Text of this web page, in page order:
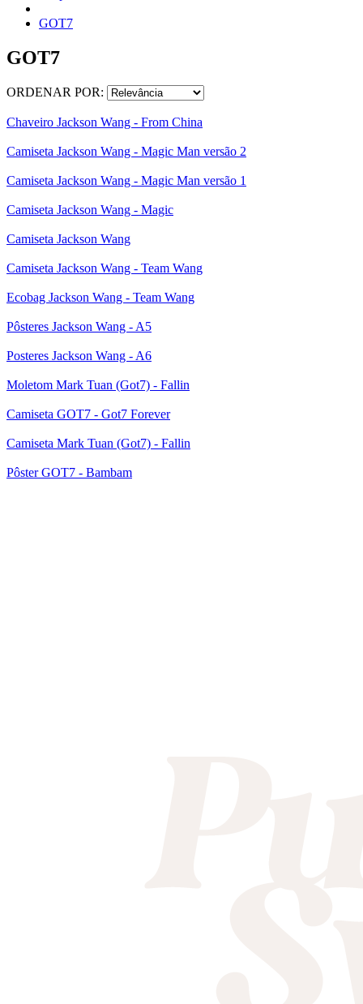
GOT7
GOT7
ORDENAR POR:
Chaveiro Jackson Wang - From China
Camiseta Jackson Wang - Magic Man versão 2
Camiseta Jackson Wang - Magic Man versão 1
Camiseta Jackson Wang - Magic
Camiseta Jackson Wang
Camiseta Jackson Wang - Team Wang
Ecobag Jackson Wang - Team Wang
Pôsteres Jackson Wang - A5
Posteres Jackson Wang - A6
Moletom Mark Tuan (Got7) - Fallin
Camiseta GOT7 - Got7 Forever
Camiseta Mark Tuan (Got7) - Fallin
Pôster GOT7 - Bambam